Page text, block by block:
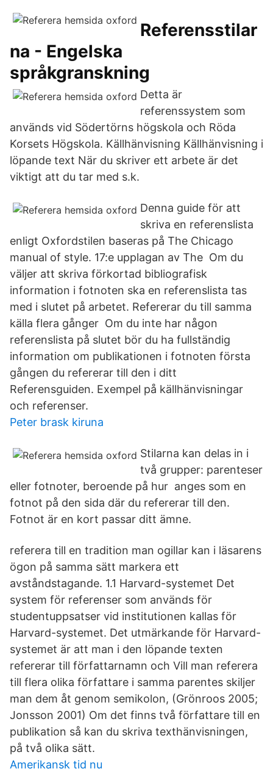
Referensstilar
na - Engelska
språkgranskning
Detta är
referenssystem som
används vid Södertörns högskola och Röda
Korsets Högskola. Källhänvisning Källhänvisning i
löpande text När du skriver ett arbete är det
viktigt att du tar med s.k.
Denna guide för att
skriva en referenslista
enligt Oxfordstilen baseras på The Chicago
manual of style. 17:e upplagan av The Om du
väljer att skriva förkortad bibliografisk
information i fotnoten ska en referenslista tas
med i slutet på arbetet. Refererar du till samma
källa flera gånger Om du inte har någon
referenslista på slutet bör du ha fullständig
information om publikationen i fotnoten första
gången du refererar till den i ditt
Referensguiden. Exempel på källhänvisningar
och referenser.
Peter brask kiruna
Stilarna kan delas in i
två grupper: parenteser
eller fotnoter, beroende på hur anges som en
fotnot på den sida där du refererar till den.
Fotnot är en kort passar ditt ämne.
referera till en tradition man ogillar kan i läsarens
ögon på samma sätt markera ett
avståndstagande. 1.1 Harvard-systemet Det
system för referenser som används för
studentuppsatser vid institutionen kallas för
Harvard-systemet. Det utmärkande för Harvard-
systemet är att man i den löpande texten
refererar till författarnamn och Vill man referera
till flera olika författare i samma parentes skiljer
man dem åt genom semikolon, (Grönroos 2005;
Jonsson 2001) Om det finns två författare till en
publikation så kan du skriva texthänvisningen,
på två olika sätt.
Amerikansk tid nu